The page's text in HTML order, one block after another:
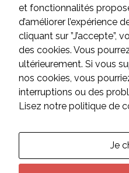
Du
de 8h à 12h
Le
de 8h à 12h
Samedi
Suivez-nous
et fonctionnalités
d’améliorer l’expérience
cliquant sur ”J’accepte”,
des cookies. Vous
ultérieurement. Si vous
nos cookies, vous
interruptions ou des
Lisez notre politique de
Je